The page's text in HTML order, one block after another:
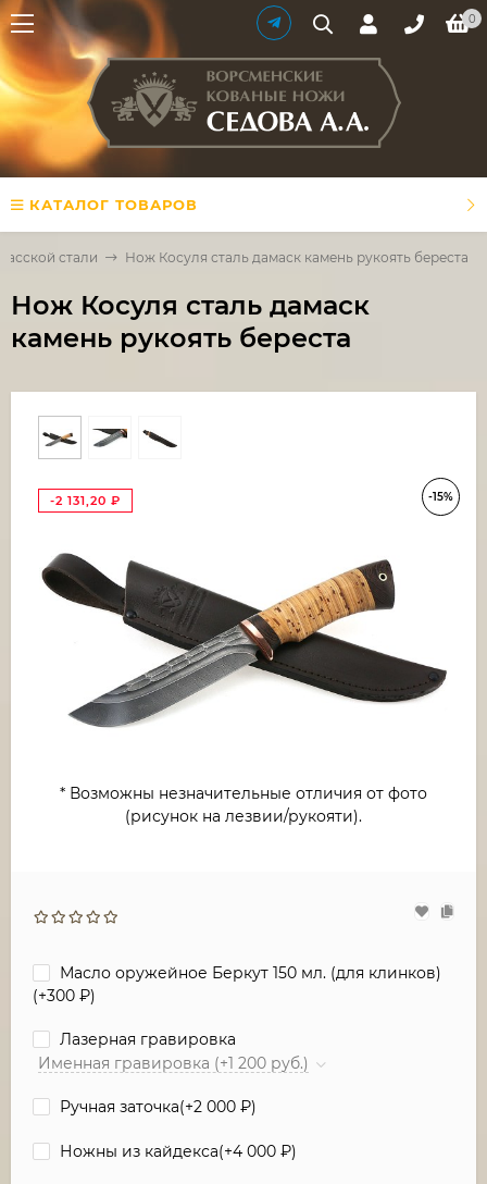
0
КАТАЛОГ ТОВАРОВ
стали Нож Косуля сталь дамаск камень рукоять береста
Нож Косуля сталь дамаск
камень рукоять береста
-15%
-2 131,20 ₽
* Возможны незначительные отличия от фото
(рисунок на лезвии/рукояти).
Масло оружейное Беркут 150 мл. (для клинков)
(+300 ₽)
Лазерная гравировка
Именная гравировка (+1 200 руб.)
Ручная заточка(+2 000 ₽)
Ножны из кайдекса(+4 000 ₽)